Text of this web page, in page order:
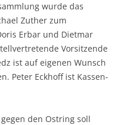
wurde das
Zuther zum
Erbar und Dietmar
Vorsitzende
ist auf eigenen Wunsch
Peter Eckhoff ist Kassen-
den Ostring soll